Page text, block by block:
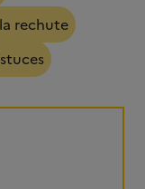
rechute